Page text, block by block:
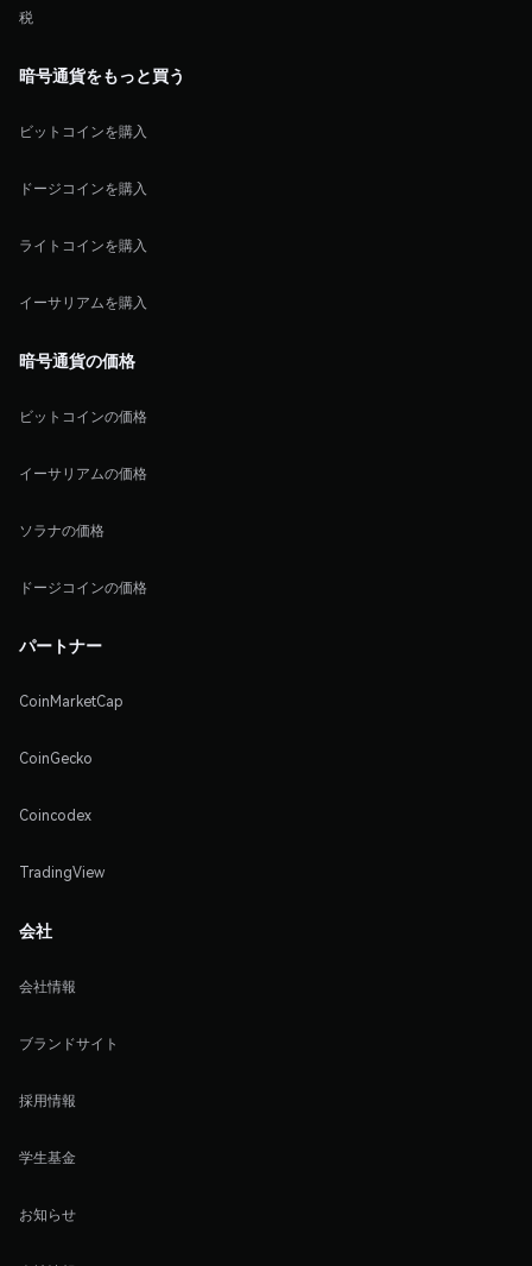
税
暗号通貨をもっと買う
ビットコインを購入
ドージコインを購入
ライトコインを購入
イーサリアムを購入
暗号通貨の価格
ビットコインの価格
イーサリアムの価格
ソラナの価格
ドージコインの価格
パートナー
CoinMarketCap
CoinGecko
Coincodex
TradingView
会社
会社情報
ブランドサイト
採用情報
学生基金
お知らせ